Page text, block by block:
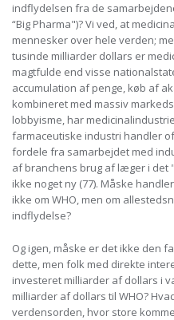
indflydelsen fra de
“Big Pharma")? Vi ved, at
mennesker over hele verden;
tusinde milliarder dollars er
magtfulde end visse
accumulation af penge, køb af
kombineret med massiv
lobbyisme, har
farmaceutiske industri handler
fordele fra samarbejdet med
af branchens brug af læger i det
ikke noget ny (77). Måske
ikke om WHO, men om
indflydelse?
Og igen, måske er det ikke den
dette, men folk med direkte
investeret milliarder af dollars i
milliarder af dollars til WHO?
verdensorden, hvor store